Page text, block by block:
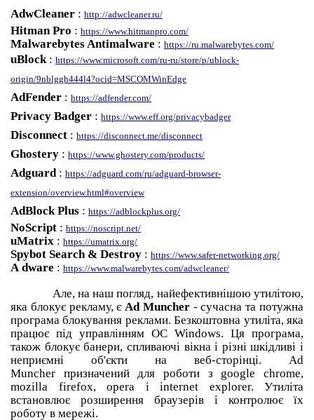
AdwCleaner : http://adwcleaner.ru/
Hitman Pro : https://www.hitmanpro.com/
Malwarebytes Antimalware : https://ru.malwarebytes.com/
uBlock : https://www.microsoft.com/ru-ru/store/p/ublock-
origin/9nblggh444l4?ocid=MSCOMWinEdge
AdFender : https://adfender.com/
Privacy Badger : https://www.eff.org/privacybadger
Disconnect : https://disconnect.me/disconnect
Ghostery : https://www.ghostery.com/products/
Adguard : https://adguard.com/ru/adguard-browser-
extension/overview.html#overview
AdBlock Plus : https://adblockplus.org/
NoScript : https://noscript.net/
uMatrix : https://umatrix.org/
Spybot Search & Destroy : https://www.safer-networking.org/
А dware : https://www.malwarebytes.com/adwcleaner/
Але, на наш погляд, найефективнішою утилітою,
яка блокує рекламу, є Ad Muncher - сучасна та потужна
програма блокування реклами.Безкоштовна утиліта, яка
працює під управлінням ОС Windows. Ця програма,
також блокує банери, спливаючі вікна і різні шкідливі і
неприємні об'єкти на веб-сторінці. Ad
Muncher призначений дляроботи з google chrome,
mozilla firefox, opera і internet explorer. Утиліта
встановлює розширення браузерів і контролює їх
роботу в мережі.